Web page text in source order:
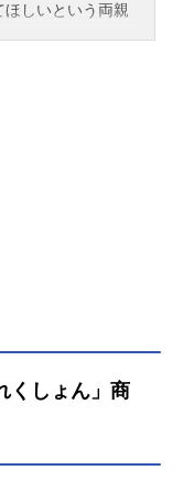
しいという両親
。りっぱな忍者に
毎日は、あかる
年4月10日（土）
くしょん」商